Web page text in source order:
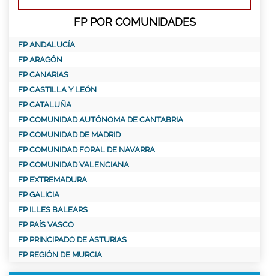
FP POR COMUNIDADES
FP ANDALUCÍA
FP ARAGÓN
FP CANARIAS
FP CASTILLA Y LEÓN
FP CATALUÑA
FP COMUNIDAD AUTÓNOMA DE CANTABRIA
FP COMUNIDAD DE MADRID
FP COMUNIDAD FORAL DE NAVARRA
FP COMUNIDAD VALENCIANA
FP EXTREMADURA
FP GALICIA
FP ILLES BALEARS
FP PAÍS VASCO
FP PRINCIPADO DE ASTURIAS
FP REGIÓN DE MURCIA